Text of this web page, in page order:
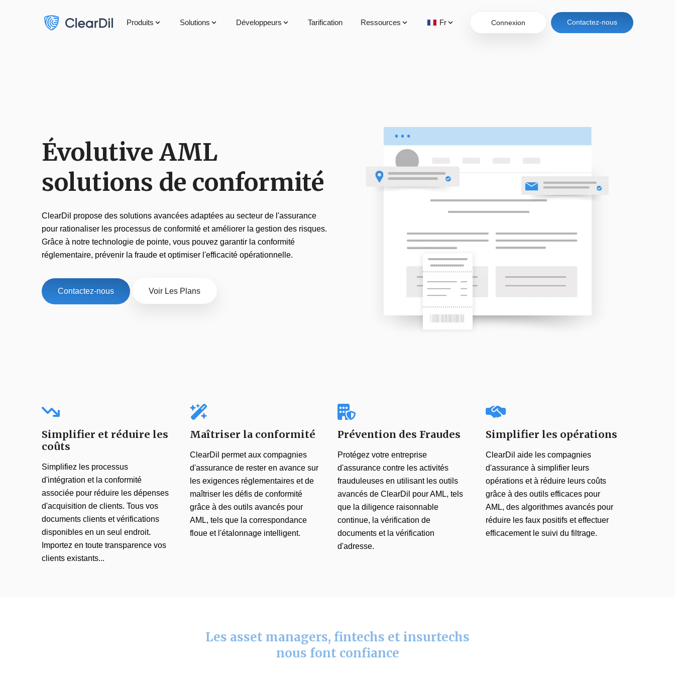
Produits Solutions Développeurs Tarification Ressources Fr Connexion Contactez-nous
Évolutive AML
solutions de conformité
ClearDil propose des solutions avancées adaptées au secteur de l'assurance
pour rationaliser les processus de conformité et améliorer la gestion des risques.
Grâce à notre technologie de pointe, vous pouvez garantir la conformité
réglementaire, prévenir la fraude et optimiser l'efficacité opérationnelle.
Contactez-nous Voir Les Plans
Simplifier et réduire les
coûts
Simplifiez les processus
d'intégration et la conformité
associée pour réduire les dépenses
d'acquisition de clients. Tous vos
documents clients et vérifications
disponibles en un seul endroit.
Importez en toute transparence vos
clients existants...
Maîtriser la conformité
ClearDil permet aux compagnies
d'assurance de rester en avance sur
les exigences réglementaires et de
maîtriser les défis de conformité
grâce à des outils avancés pour
AML, tels que la correspondance
floue et l'étalonnage intelligent.
Prévention des Fraudes
Protégez votre entreprise
d'assurance contre les activités
frauduleuses en utilisant les outils
avancés de ClearDil pourAML, tels
que la diligence raisonnable
continue, la vérification de
documents et la vérification
d'adresse.
Simplifier les opérations
ClearDil aide les compagnies
d'assurance à simplifier leurs
opérations et à réduire leurs coûts
grâce à des outils efficaces pour
AML, des algorithmes avancés pour
réduire les faux positifs et effectuer
efficacement le suivi du filtrage.
Les asset managers, fintechs et insurtechs
nous font confiance